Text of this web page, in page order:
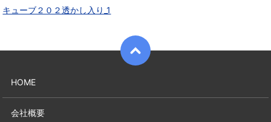
キューブ２０２透かし入り_1
HOME
会社概要